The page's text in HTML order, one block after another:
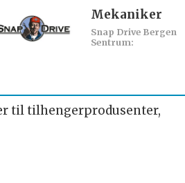
Snap Drive Bergen
Sentrum:
Mekaniker
til tilhengerprodusenter,